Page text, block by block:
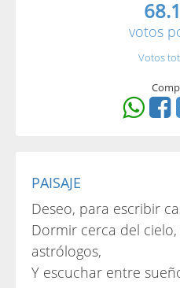
votos
Votos
PAISAJE
Deseo, para escribir
Dormir cerca del
astrólogos,
Y escuchar entre